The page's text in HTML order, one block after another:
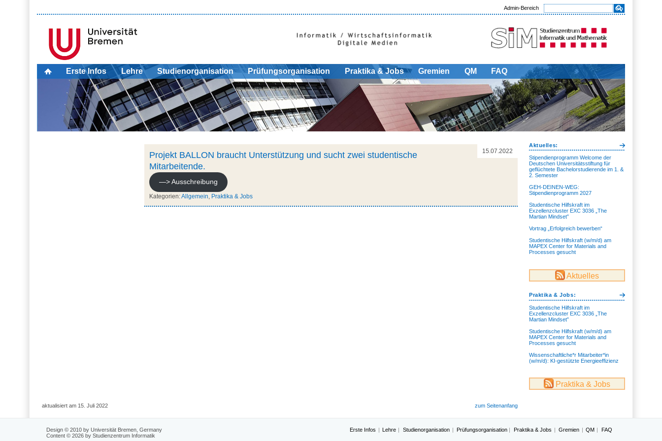
Admin-Bereich
Erste Infos Lehre Studienorganisation Prüfungsorganisation Praktika & Jobs Gremien QM FAQ
15.07.2022
Projekt BALLON braucht Unterstützung und sucht zwei studentische
Mitarbeitende.
—> Ausschreibung
Kategorien:Allgemein, Praktika & Jobs
aktualisiert am 15. Juli 2022 zum Seitenanfang
Aktuelles:
Stipendienprogramm Welcome der
Deutschen Universitätsstiftung für
geflüchtete Bachelorstudierende im 1. &
2. Semester
GEH-DEINEN-WEG:
Stipendienprogramm 2027
Studentische Hilfskraft im
Exzellenzcluster EXC 3036 „The
Martian Mindset”
Vortrag „Erfolgreich bewerben“
Studentische Hilfskraft (w/m/d) am
MAPEX Center for Materials and
Processes gesucht
Aktuelles
Praktika & Jobs:
Studentische Hilfskraft im
Exzellenzcluster EXC 3036 „The
Martian Mindset”
Studentische Hilfskraft (w/m/d) am
MAPEX Center for Materials and
Processes gesucht
Wissenschaftliche*r Mitarbeiter*in
(w/m/d): KI-gestützte Energieeffizienz
Praktika & Jobs
Design © 2010 by Universität Bremen, Germany
Content © 2026 by Studienzentrum Informatik
Erste Infos Lehre Studienorganisation Prüfungsorganisation Praktika & Jobs Gremien QM FAQ